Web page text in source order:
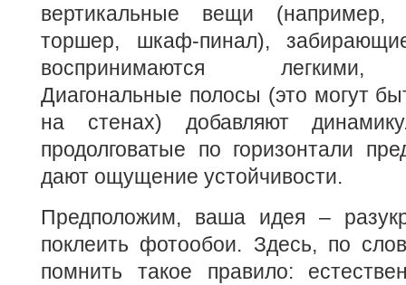
вертикальные вещи (например,
торшер, шкаф-пинал),
воспринимаются легкими,
Диагональные полосы (это могут
на стенах) добавляют
продолговатые по горизонтали
дают ощущение устойчивости.
Предположим, ваша идея –
поклеить фотообои. Здесь, по
помнить такое правило: